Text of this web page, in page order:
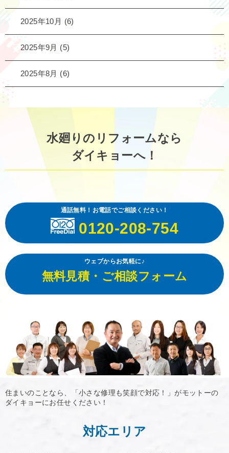
2025年10月 (6)
2025年9月 (5)
2025年8月 (6)
水廻りのリフォームなら
ダイキョーへ！
通話無料！お電話でご相談ください！
0120-208-754
ウェブからお気軽に♪
無料見積・ご相談フォーム
住まいのことなら、「小さな修理も笑顔で対応！」がモットーの
ダイキョーにお任せください！
対応エリア